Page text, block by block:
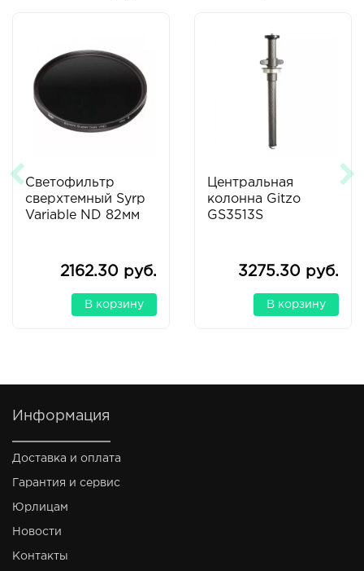
Светофильтр
сверхтемный Syrp
Variable ND 82мм
2162.30 руб.
В корзину
Центральная
колонна Gitzo
GS3513S
3275.30 руб.
В корзину
Информация
Доставка и оплата
Гарантия и сервис
Юрлицам
Новости
Контакты